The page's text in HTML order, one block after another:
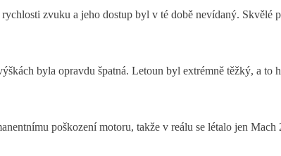
zvuku a jeho dostup byl v té době nevídaný. Skvělé
byla opravdu špatná. Letoun byl extrémně těžký, a to
poškození motoru, takže v reálu se létalo jen